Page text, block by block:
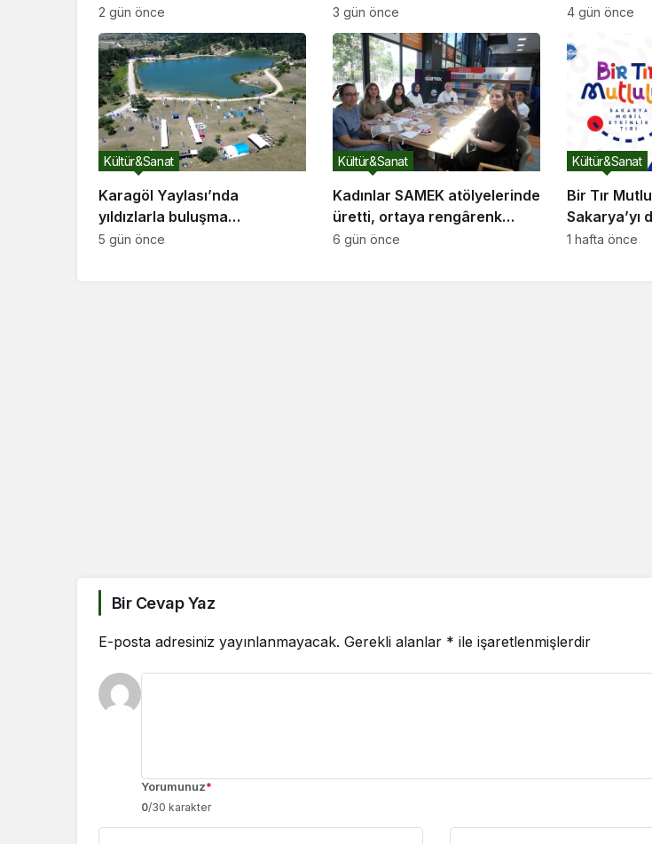
Ziyaretçiye Yetmiyor
2 gün önce
akınına uğradı
3 gün önce
aşkın
4 gün önce
Karagöl Yaylası’nda
yıldızlarla buluşma
Marmara’nın en karanlık
Kültür&Sanat
5 gün önce
Kadınlar SAMEK atölyelerinde
üretti, ortaya rengârenk
eserler çıktı
Kültür&Sanat
6 gün önce
Bir Tır
Sakarya’yı
Kültür&Sanat
1 hafta önce
Bir Cevap Yaz
E-posta adresiniz yayınlanmayacak. Gerekli alanlar * ile işaretlenmişlerdir
Yorumunuz*
0/30 karakter